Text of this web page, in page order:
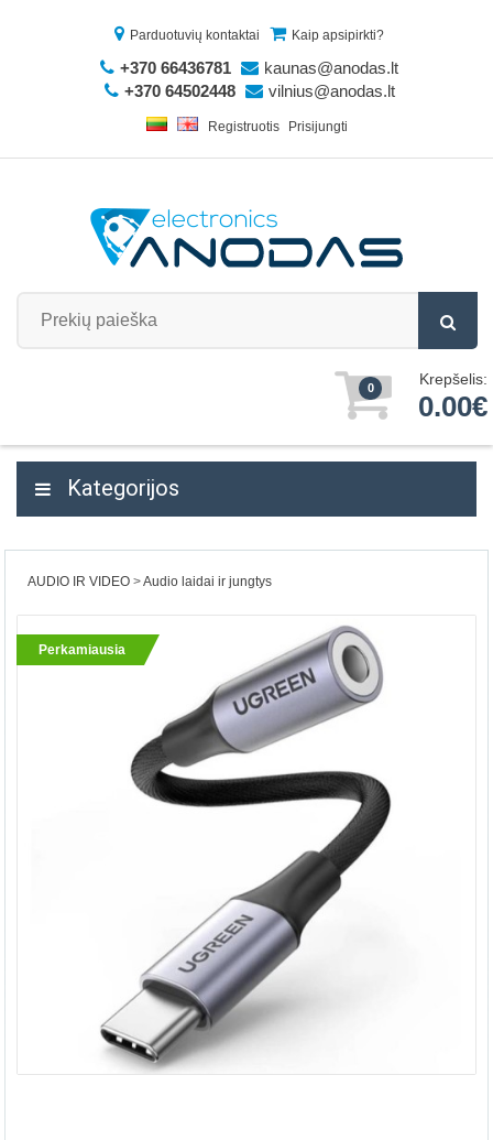
Parduotuvių kontaktai Kaip apsipirkti?
+370 66436781
kaunas@anodas.lt
+370 64502448
vilnius@anodas.lt
Registruotis Prisijungti
0 Krepšelis:
0.00€
Kategorijos
AUDIO IR VIDEO Audio laidai ir jungtys
Perkamiausia